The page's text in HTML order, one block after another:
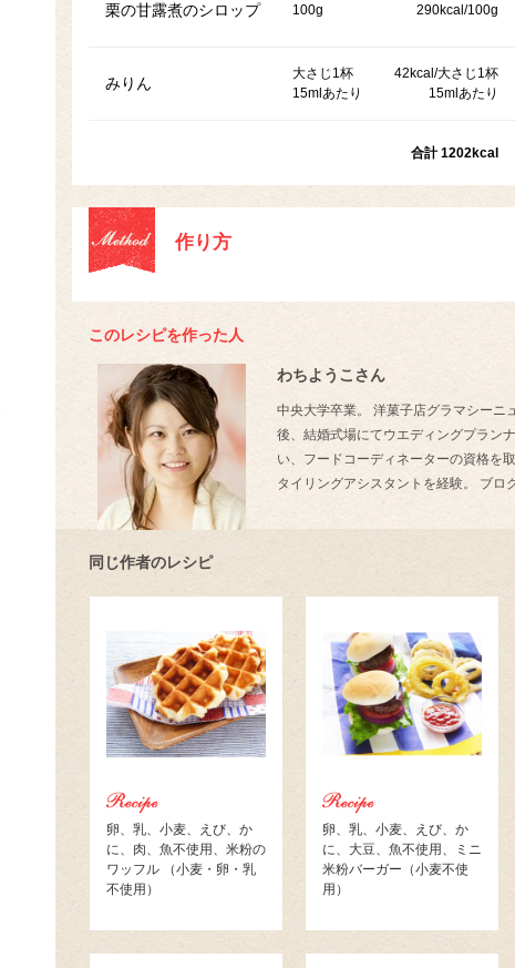
栗の甘露煮のシロップ 100g 290kcal/100g
みりん
大さじ1杯
15mlあたり
42kcal/大さじ1杯
15mlあたり
合計 1202kcal
作り方
このレシピを作った人
わちようこさん
中央大学卒業。 洋菓子店グラマシーニ
後、結婚式場にてウエディングプラン
い、フードコーディネーターの資格を
タイリングアシスタントを経験。 ブロ
同じ作者のレシピ
卵、乳、小麦、えび、か
に、肉、魚不使用、米粉の
ワッフル （小麦・卵・乳
不使用）
卵、乳、小麦、えび、か
に、大豆、魚不使用、ミニ
米粉バーガー（小麦不使
用）